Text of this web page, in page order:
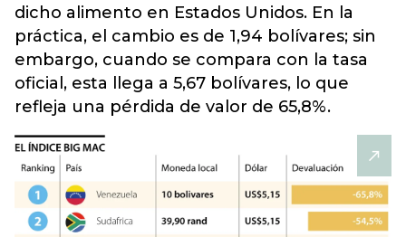
dicho alimento en Estados Unidos. En la
práctica, el cambio es de 1,94 bolívares; sin
embargo, cuando se compara con la tasa
oficial, esta llega a 5,67 bolívares, lo que
refleja una pérdida de valor de 65,8%.